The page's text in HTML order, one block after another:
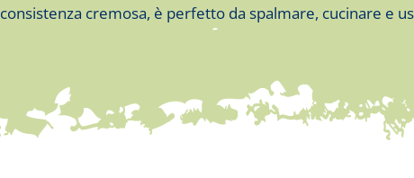
consistenza cremosa, è perfetto da spalmare, cucinare e